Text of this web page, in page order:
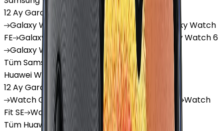
12 Ay Garanti • 6 Taksit
GalaxyWatch 7 GalaxyWatch Ultra GalaxyWatch
FE Galaxy Watch 4 Galaxy Watch 5 GalaxyWatch 6
GalaxyWatch8
Tüm Samsung Watch'lar
Huawei Watch
12 Ay Garanti• 6 Taksit
WatchGT 4 Watch GT 5 WatchGT 5 Pro
Watch
Fit SE Watch Fit 3 WatchGT3 Pro
Tüm Huawei Watch'lar